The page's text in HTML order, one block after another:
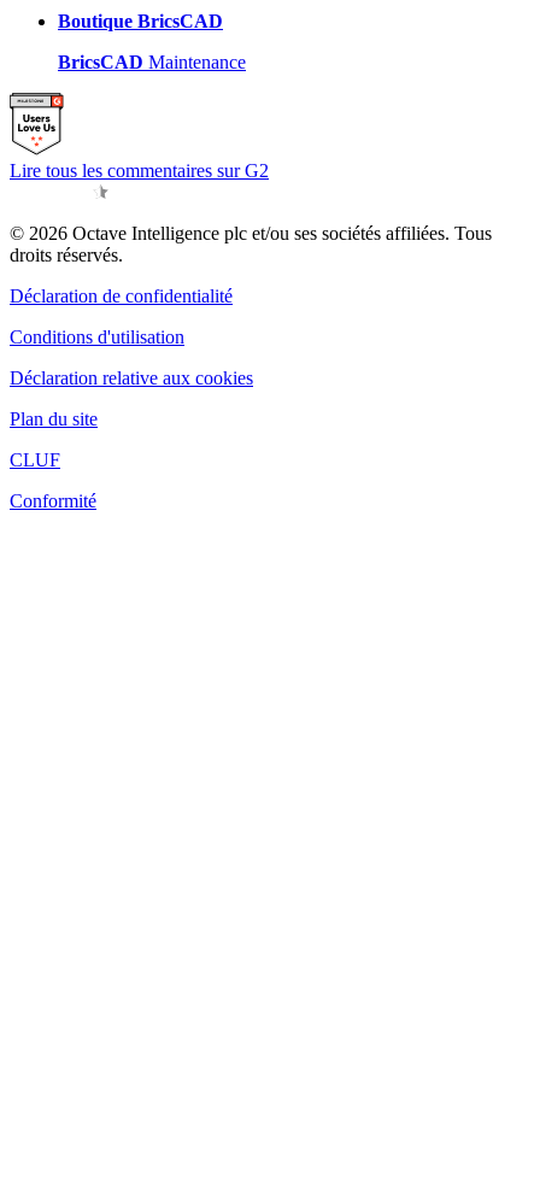
Boutique BricsCAD
BricsCAD Maintenance
Lire tous les commentaires sur G2
© 2026 Octave Intelligence plc et/ou ses sociétés affiliées. Tous
droits réservés.
Déclaration de confidentialité
Conditions d'utilisation
Déclaration relative aux cookies
Plan du site
CLUF
Conformité